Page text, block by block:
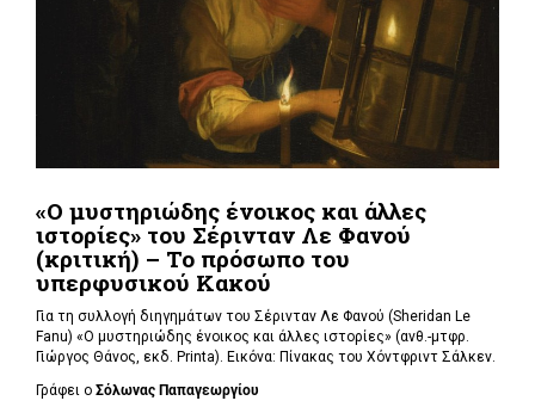
«Ο μυστηριώδης ένοικος και άλλες
ιστορίες» του Σέρινταν Λε Φανού
(κριτική) – Το πρόσωπο του
υπερφυσικού Κακού
Για τη συλλογή διηγημάτων του Σέρινταν Λε Φανού (Sheridan Le
Fanu) «Ο μυστηριώδης ένοικος και άλλες ιστορίες» (ανθ.-μτφρ.
Γιώργος Θάνος, εκδ. Printa). Εικόνα: Πίνακας του Χόντφριντ Σάλκεν.
Γράφει ο Σόλωνας Παπαγεωργίου